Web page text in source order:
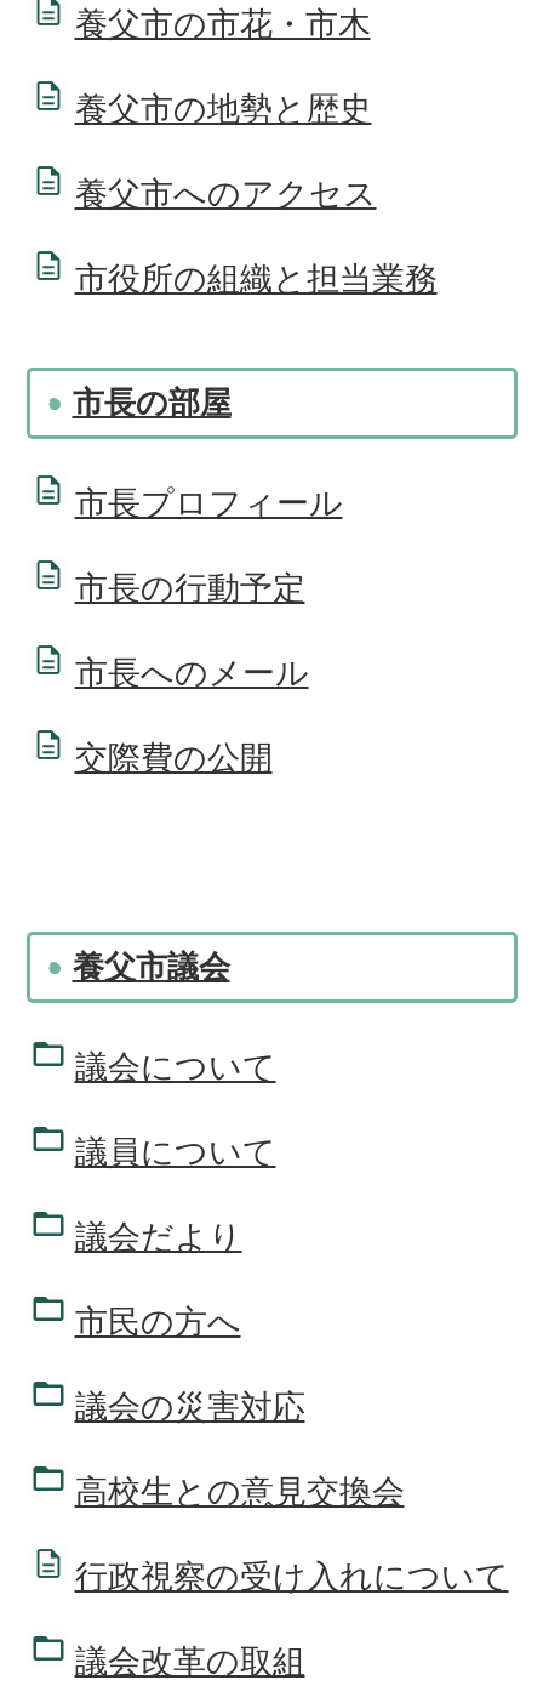
養父市の市花・市木
養父市の地勢と歴史
養父市へのアクセス
市役所の組織と担当業務
市長の部屋
市長プロフィール
市長の行動予定
市長へのメール
交際費の公開
養父市議会
議会について
議員について
議会だより
市民の方へ
議会の災害対応
高校生との意見交換会
行政視察の受け入れについて
議会改革の取組